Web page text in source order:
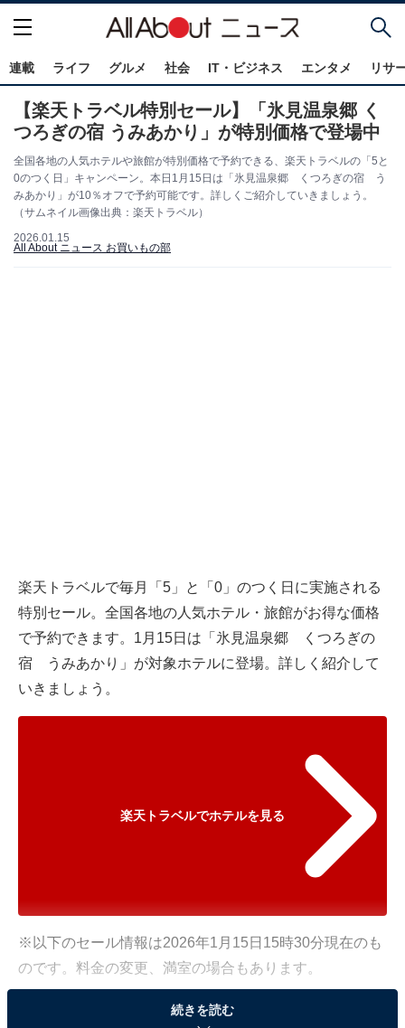
連載 ライフ グルメ 社会 IT・ビジネス エンタメ リサ
【楽天トラベル特別セール】「氷見温泉郷 く
つろぎの宿 うみあかり」が特別価格で登場中
全国各地の人気ホテルや旅館が特別価格で予約できる、楽天トラベルの「5と
0のつく日」キャンペーン。本日1月15日は「氷見温泉郷 くつろぎの宿 う
みあかり」が10％オフで予約可能です。詳しくご紹介していきましょう。
（サムネイル画像出典：楽天トラベル）
2026.01.15
All About ニュース お買いもの部
楽天トラベルで毎月「5」と「0」のつく日に実施される
特別セール。全国各地の人気ホテル・旅館がお得な価格
で予約できます。1月15日は「氷見温泉郷 くつろぎの
宿 うみあかり」が対象ホテルに登場。詳しく紹介して
いきましょう。
楽天トラベルでホテルを見る
※以下のセール情報は2026年1月15日15時30分現在のも
のです。料金の変更、満室の場合もあります。
※本記事で紹介している商品の購入やサービスの利用により、売上の一部が
オールアバウトに還元されることがあります。
続きを読む